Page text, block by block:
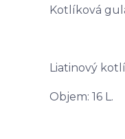
Kotlíková
Liatinový
Objem: 16 L.